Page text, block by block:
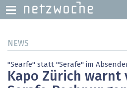
zumNEWS
"Searfe" statt "Serafe" im
Kapo Zürich warnt